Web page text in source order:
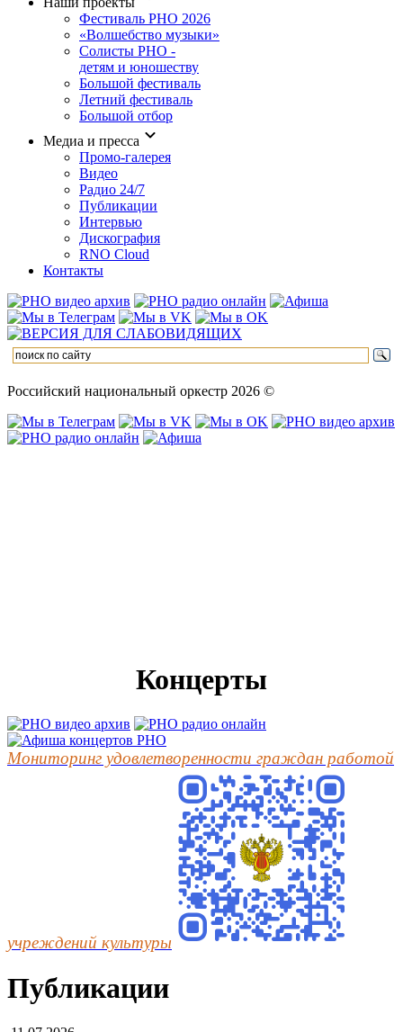
Фестиваль РНО 2026
«Волшебство музыки»
Солисты РНО -
детям и юношеству
Большой фестиваль
Летний фестиваль
Большой отбор
Медиа и пресса
Промо-галерея
Видео
Радио 24/7
Публикации
Интервью
Дискография
RNO Cloud
Контакты
Российский национальный оркестр 2026 ©
Концерты
Мониторинг удовлетворенности граждан работой
учреждений культуры
Публикации